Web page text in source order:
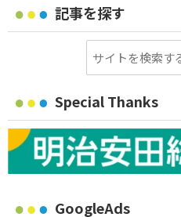
記事を探す
Special Thanks
GoogleAds